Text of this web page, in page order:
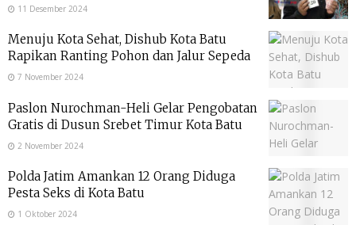
11 Desember 2024
Menuju Kota Sehat, Dishub Kota Batu
Rapikan Ranting Pohon dan Jalur Sepeda
7 November 2024
Paslon Nurochman-Heli Gelar Pengobatan
Gratis di Dusun Srebet Timur Kota Batu
2 November 2024
Polda Jatim Amankan 12 Orang Diduga
Pesta Seks di Kota Batu
1 Oktober 2024